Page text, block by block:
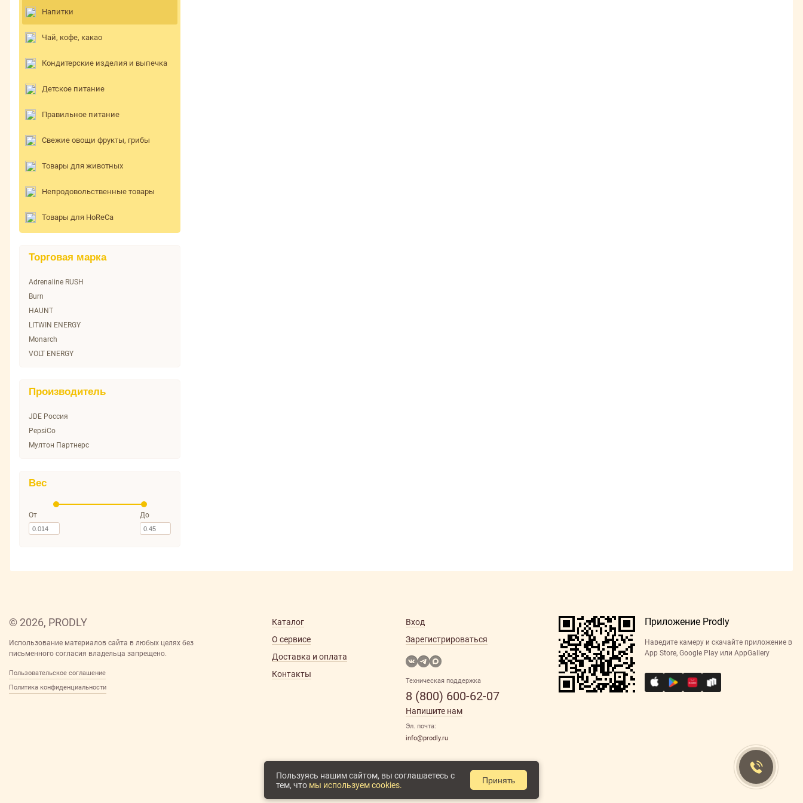
Пользуясь нашим сайтом, вы соглашаетесь с
тем, что мы используем cookies. Принять
Напитки
Чай, кофе, какао
Кондитерские изделия и выпечка
Детское питание
Правильное питание
Свежие овощи фрукты, грибы
Товары для животных
Непродовольственные товары
Товары для HoReCa
Торговая марка
Adrenaline RUSH
Burn
HAUNT
LITWIN ENERGY
Monarch
VOLT ENERGY
Производитель
JDE Россия
PepsiCo
Мултон Партнерс
Вес
От До
© 2026, PRODLY
Использование материалов сайта в любых целях без
письменного согласия владельца запрещено.
Пользовательское соглашение
Политика конфиденциальности
Каталог
О сервисе
Доставка и оплата
Контакты
Вход
Зарегистрироваться
Техническая поддержка
8 (800) 600-62-07
Напишите нам
Эл. почта:
info@prodly.ru
Приложение Prodly
Наведите камеру и скачайте приложение в
App Store, Google Play или AppGallery